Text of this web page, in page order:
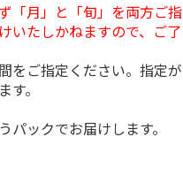
「月」と「旬」を両方ご指
いたしかねますので、ご了
をご指定ください。指定が
。
ックでお届けします。